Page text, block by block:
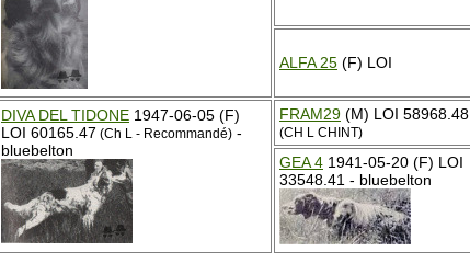
ALFA 25 (F) LOI
DIVA DEL TIDONE 1947-06-05 (F)
LOI 60165.47 (Ch L - Recommandé) -
bluebelton
FRAM29 (M) LOI 58968.48
(CH L CHINT)
GEA 4 1941-05-20 (F) LOI
33548.41 - bluebelton